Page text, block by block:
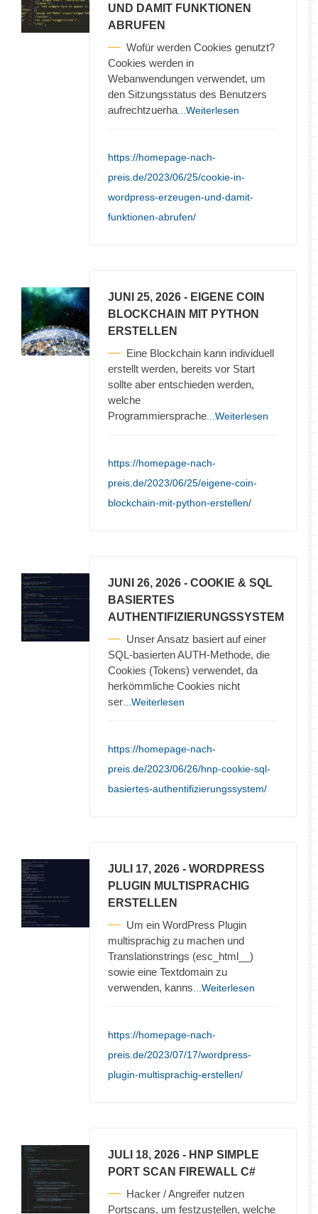
UND DAMIT FUNKTIONEN
ABRUFEN
Wofür werden Cookies genutzt?
Cookies werden in
Webanwendungen verwendet, um
den Sitzungsstatus des Benutzers
aufrechtzuerha ...Weiterlesen
https://homepage-nach-
preis.de/2023/06/25/cookie-in-
wordpress-erzeugen-und-damit-
funktionen-abrufen/
JUNI 25, 2026 - EIGENE COIN
BLOCKCHAIN MIT PYTHON
ERSTELLEN
Eine Blockchain kann individuell
erstellt werden, bereits vor Start
sollte aber entschieden werden,
welche
Programmiersprache ...Weiterlesen
https://homepage-nach-
preis.de/2023/06/25/eigene-coin-
blockchain-mit-python-erstellen/
JUNI 26, 2026 - COOKIE & SQL
BASIERTES
AUTHENTIFIZIERUNGSSYSTEM
Unser Ansatz basiert auf einer
SQL-basierten AUTH-Methode, die
Cookies (Tokens) verwendet, da
herkömmliche Cookies nicht
ser ...Weiterlesen
https://homepage-nach-
preis.de/2023/06/26/hnp-cookie-sql-
basiertes-authentifizierungssystem/
JULI 17, 2026 - WORDPRESS
PLUGIN MULTISPRACHIG
ERSTELLEN
Um ein WordPress Plugin
multisprachig zu machen und
Translationstrings (esc_html__)
sowie eine Textdomain zu
verwenden, kanns ...Weiterlesen
https://homepage-nach-
preis.de/2023/07/17/wordpress-
plugin-multisprachig-erstellen/
JULI 18, 2026 - HNP SIMPLE
PORT SCAN FIREWALL C#
Hacker / Angreifer nutzen
Portscans, um festzustellen, welche